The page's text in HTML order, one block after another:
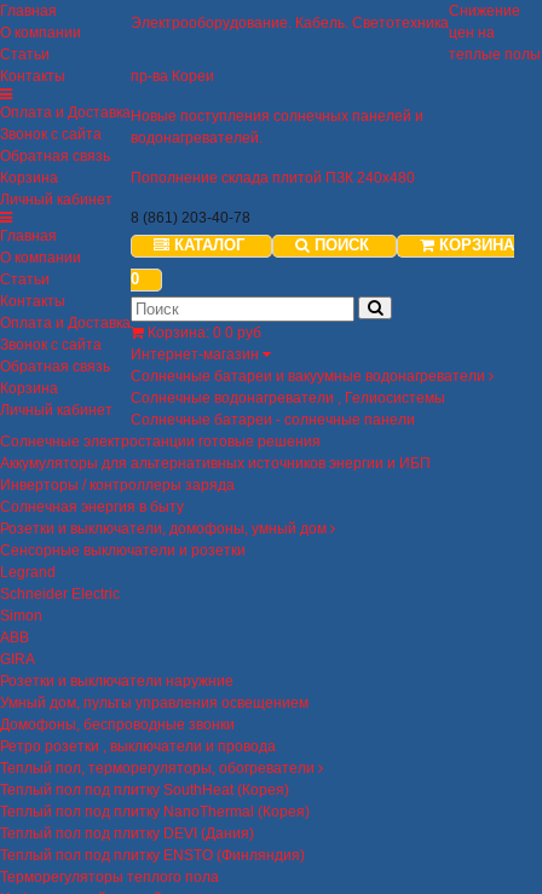
Главная
О компании
Статьи
Контакты
Оплата и Доставка
Звонок с сайта
Обратная связь
Корзина
Личный кабинет
Главная
О компании
Статьи
Контакты
Оплата и Доставка
Звонок с сайта
Обратная связь
Корзина
Личный кабинет
Электрооборудование. Кабель. Светотехника
Снижение
цен на
теплые полы
пр-ва Кореи
Новые поступления солнечных панелей и
водонагревателей.
Пополнение склада плитой ПЗК 240х480
8 (861) 203-40-78
КАТАЛОГ ПОИСК
КОРЗИНА
0
Корзина: 0 0 руб
Интернет-магазин
Солнечные батареи и вакуумные водонагреватели
Солнечные водонагреватели , Гелиосистемы
Солнечные батареи - солнечные панели
Солнечные электростанции готовые решения
Аккумуляторы для альтернативных источников энергии и ИБП
Инверторы / контроллеры заряда
Солнечная энергия в быту
Розетки и выключатели, домофоны, умный дом
Сенсорные выключатели и розетки
Legrand
Schneider Electric
Simon
ABB
GIRA
Розетки и выключатели наружние
Умный дом, пульты управления освещением
Домофоны, беспроводные звонки
Ретро розетки , выключатели и провода
Теплый пол, терморегуляторы, обогреватели
Теплый пол под плитку SouthHeat (Корея)
Теплый пол под плитку NanoThermal (Корея)
Теплый пол под плитку DEVI (Дания)
Теплый пол под плитку ENSTO (Финляндия)
Терморегуляторы теплого пола